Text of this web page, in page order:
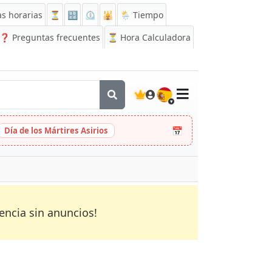
horarias ⏳ 🔡 ⏲️ 🕌
🌦️ Tiempo
❓ Preguntas frecuentes ⏳ Hora Calculadora
🇪🇸
Día de los Mártires Asirios 📅
sin anuncios!